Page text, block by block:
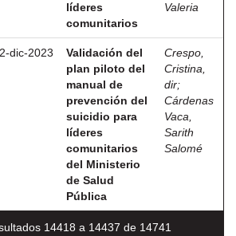
líderes
comunitarios
Valeria
dic-2023
Validación del
plan piloto del
manual de
prevención del
suicidio para
líderes
comunitarios
del Ministerio
de Salud
Pública
Crespo,
Cristina,
dir;
Cárdenas
Vaca,
Sarith
Salomé
14418 a 14437 de 14741